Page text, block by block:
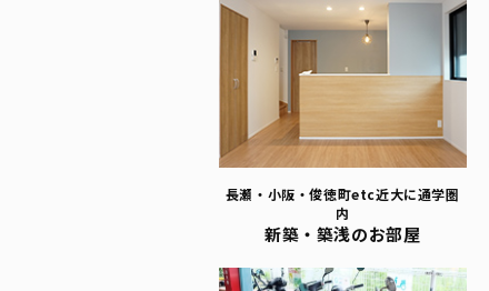
長瀬・小阪・俊徳町etc近大に通学圏
内
新築・築浅のお部屋